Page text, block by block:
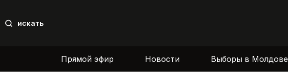
искать
Прямой эфир Новости Выборы в Молдове